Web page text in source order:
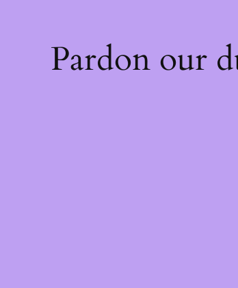
Pardon our